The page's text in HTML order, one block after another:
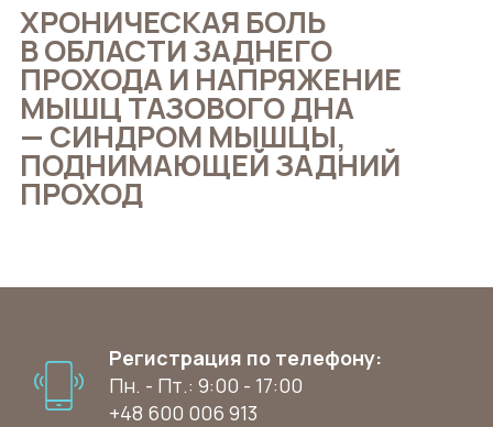
ХРОНИЧЕСКАЯ БОЛЬ
В ОБЛАСТИ ЗАДНЕГО
ПРОХОДА И НАПРЯЖЕНИЕ
МЫШЦ ТАЗОВОГО ДНА
— СИНДРОМ МЫШЦЫ,
ПОДНИМАЮЩЕЙ ЗАДНИЙ
ПРОХОД
Регистрация по телефону:
Пн. - Пт.: 9:00 - 17:00
+48 600 006 913